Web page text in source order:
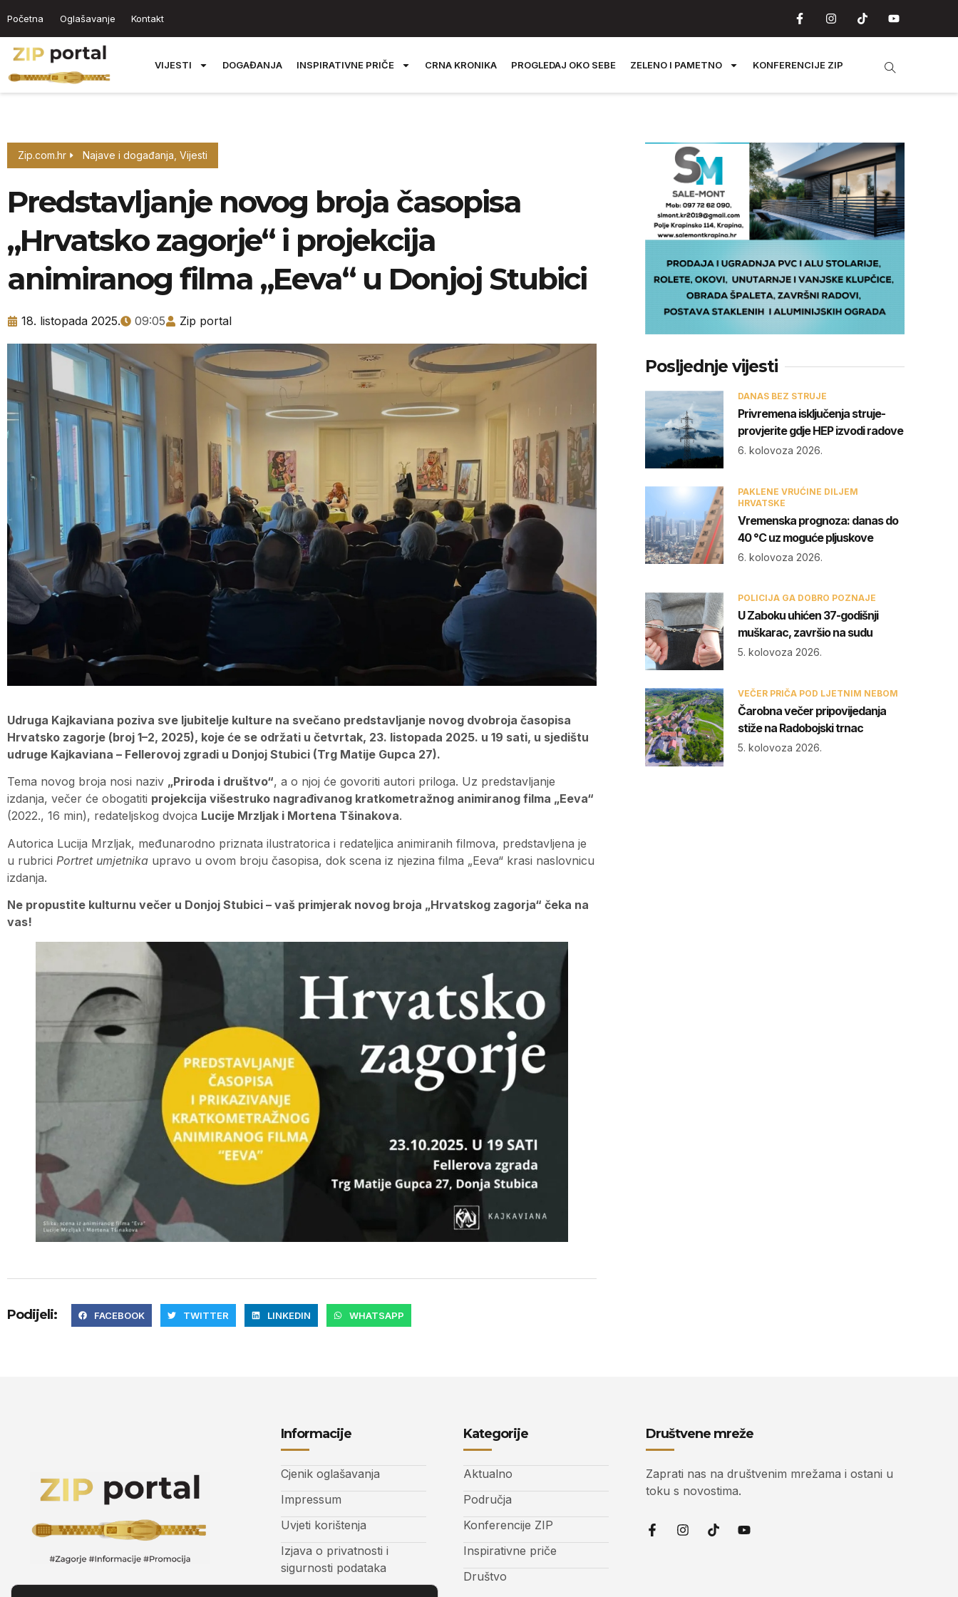
Početna Oglašavanje Kontakt
VIJESTI DOGAĐANJA INSPIRATIVNE PRIČE CRNA KRONIKA PROGLEDAJ OKO SEBE ZELENO I PAMETNO KONFERENCIJE ZIP
Zip.com.hr Najave i događanja Vijesti
Predstavljanje novog broja časopisa
„Hrvatsko zagorje“ i projekcija
animiranog filma „Eeva“ u Donjoj Stubici
18. listopada 2025. 09:05 Zip portal
Udruga Kajkaviana poziva sve ljubitelje kulture na svečano predstavljanje novog dvobroja časopisa
Hrvatsko zagorje (broj 1–2, 2025), koje će se održati u četvrtak, 23. listopada 2025. u 19 sati, u sjedištu
udruge Kajkaviana – Fellerovoj zgradi u Donjoj Stubici (Trg Matije Gupca 27).
Tema novog broja nosi naziv „Priroda i društvo“, a o njoj će govoriti autori priloga. Uz predstavljanje
izdanja, večer će obogatiti projekcija višestruko nagrađivanog kratkometražnog animiranog filma „Eeva“
(2022., 16 min), redateljskog dvojca Lucije Mrzljak i Mortena Tšinakova.
Autorica Lucija Mrzljak, međunarodno priznata ilustratorica i redateljica animiranih filmova, predstavljena je
u rubrici Portret umjetnika upravo u ovom broju časopisa, dok scena iz njezina filma „Eeva“ krasi naslovnicu
izdanja.
Ne propustite kulturnu večer u Donjoj Stubici – vaš primjerak novog broja „Hrvatskog zagorja“ čeka na
vas!
Podijeli: FACEBOOK TWITTER LINKEDIN WHATSAPP
Posljednje vijesti
DANAS BEZ STRUJE
Privremena isključenja struje-
provjerite gdje HEP izvodi radove
6. kolovoza 2026.
PAKLENE VRUĆINE DILJEM
HRVATSKE
Vremenska prognoza: danas do
40 °C uz moguće pljuskove
6. kolovoza 2026.
POLICIJA GA DOBRO POZNAJE
U Zaboku uhićen 37-godišnji
muškarac, završio na sudu
5. kolovoza 2026.
VEČER PRIČA POD LJETNIM NEBOM
Čarobna večer pripovijedanja
stiže na Radobojski trnac
5. kolovoza 2026.
Informacije
Cjenik oglašavanja
Impressum
Uvjeti korištenja
Izjava o privatnosti i
sigurnosti podataka
Kategorije
Aktualno
Područja
Konferencije ZIP
Inspirativne priče
Društvo
Društvene mreže
Zaprati nas na društvenim mrežama i ostani u
toku s novostima.